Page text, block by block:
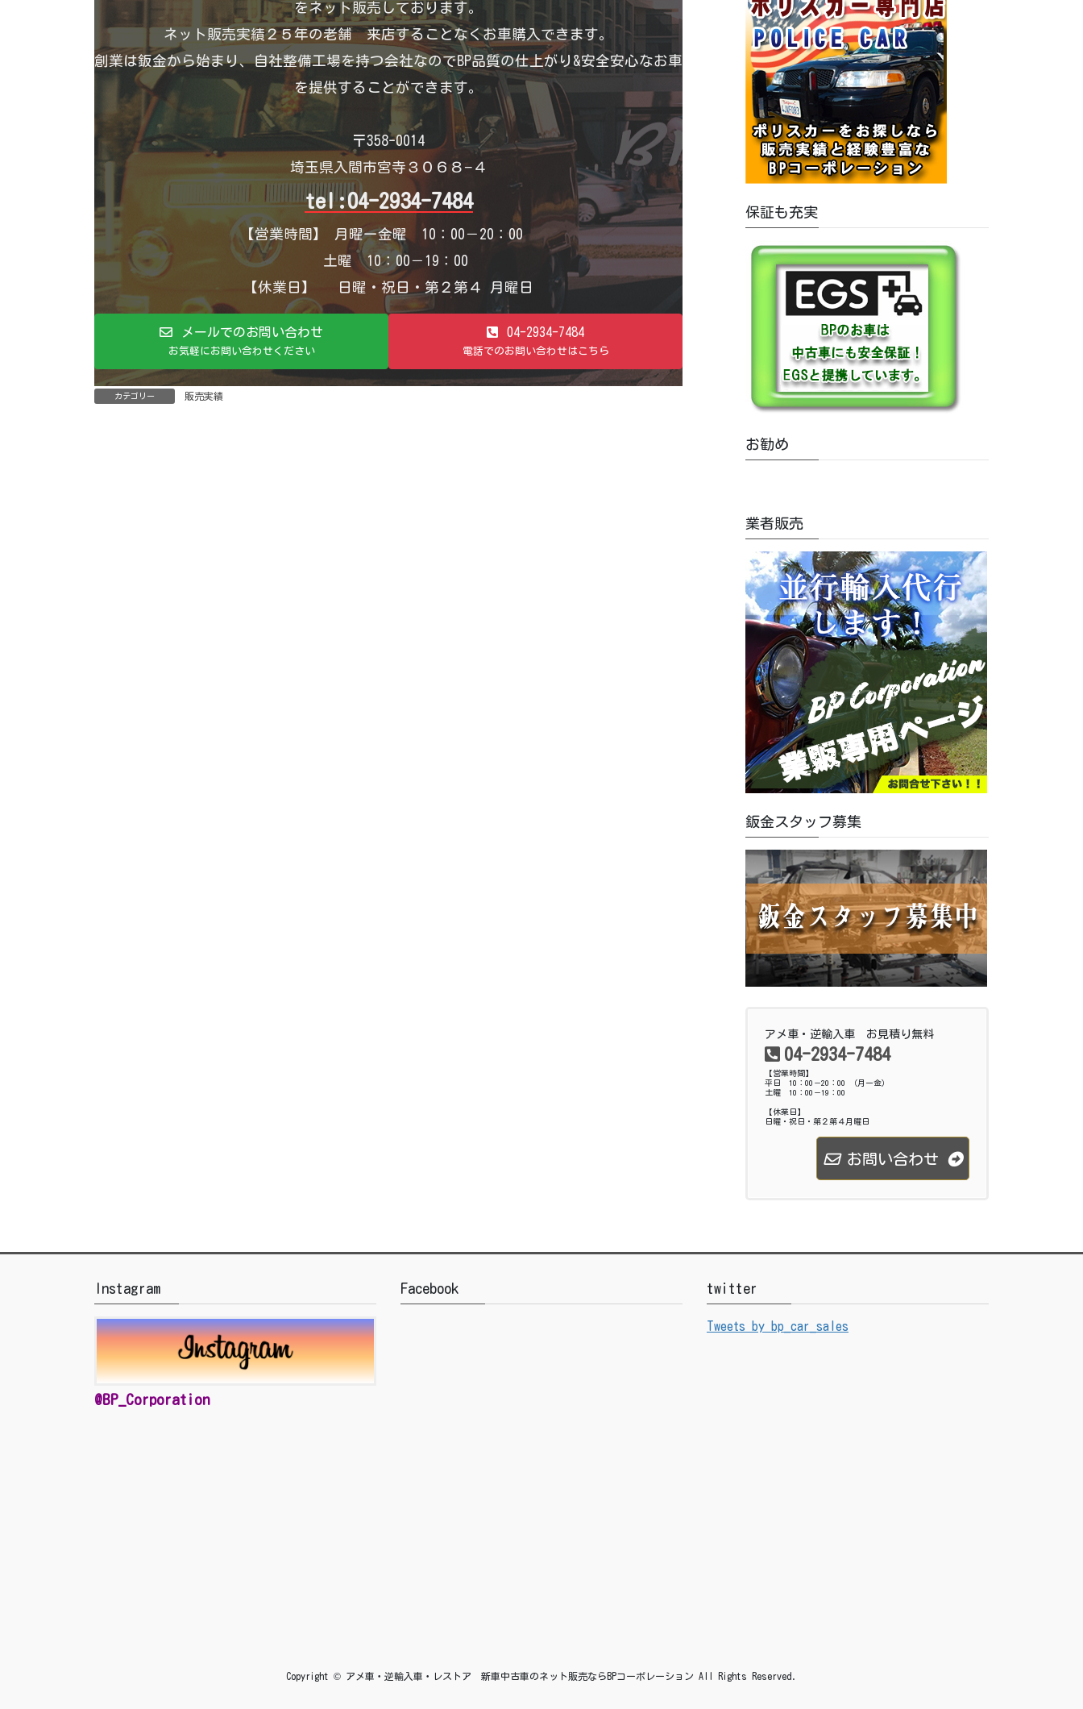
をネット販売しております。
ネット販売実績２５年の老舗 来店することなくお車購入できます。
創業は鈑金から始まり、自社整備工場を持つ会社なのでBP品質の仕上がり&安全安心なお車
を提供することができます。
〒358-0014
埼玉県入間市宮寺３０６８−４
tel:04-2934-7484
【営業時間】 月曜ー金曜 10：00－20：00
土曜 10：00－19：00
【休業日】 日曜・祝日・第２第４ 月曜日
メールでのお問い合わせ
お気軽にお問い合わせください
04-2934-7484
電話でのお問い合わせはこちら
カテゴリー 販売実績
保証も充実
お勧め
業者販売
鈑金スタッフ募集
アメ車・逆輸入車 お見積り無料
04-2934-7484
【営業時間】
平日 10：00－20：00 （月ー金）
土曜 10：00－19：00
【休業日】
日曜・祝日・第２第４月曜日
お問い合わせ
Instagram
@BP_Corporation
Facebook twitter
Tweets by bp_car_sales
Copyright © アメ車・逆輸入車・レストア 新車中古車のネット販売ならBPコーポレーション All Rights Reserved.